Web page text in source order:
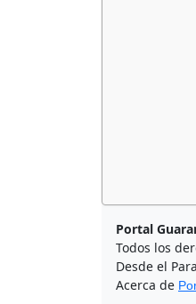
Portal
Todos los
Desde el
Acerca de